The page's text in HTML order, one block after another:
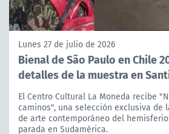
Lunes 27 de julio de 2026
Bienal de São Paulo en Chile
detalles de la muestra en
El Centro Cultural La Moneda recibe
caminos", una selección exclusiva de
de arte contemporáneo del
parada en Sudamérica.